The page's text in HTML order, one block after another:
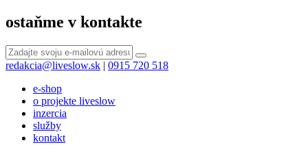
ostaňme v kontakte
redakcia@liveslow.sk | 0915 720 518
e-shop
o projekte liveslow
inzercia
služby
kontakt